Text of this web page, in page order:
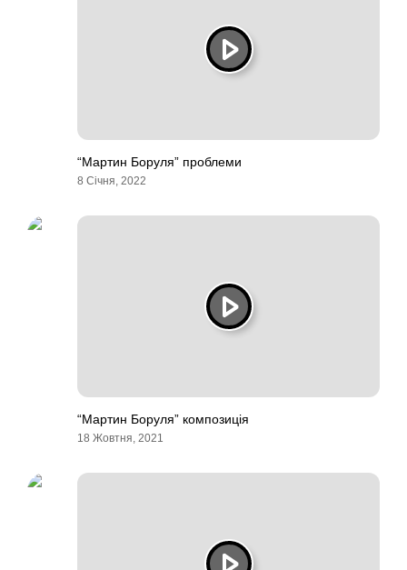
“Мартин Боруля” проблеми
8 Січня, 2022
“Мартин Боруля” композиція
18 Жовтня, 2021